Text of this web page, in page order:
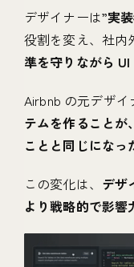
デザイナーは”実
役割を変え、社内
準を守りながら
Airbnb の元デザ
テムを作ることが
ことと同じになっ
この変化は、 デザ
より戦略的で影響